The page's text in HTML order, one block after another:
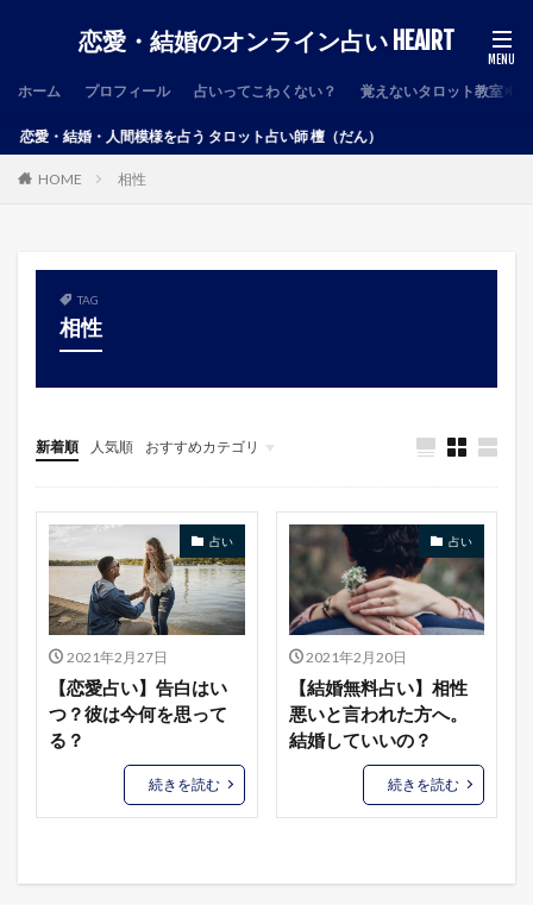
恋愛・結婚のオンライン占い HEAIRT
ホーム プロフィール 占いってこわくない？ 覚えないタロット教室
・人間模様を占う タロット占い師 檀（だん）
HOME 相性
TAG
相性
新着順 人気順 おすすめカテゴリ
結婚
恋愛
占い
雑記
占い
2021年2月27日
【恋愛占い】告白はい
つ？彼は今何を思って
る？
続きを読む
占い
2021年2月20日
【結婚無料占い】相性
悪いと言われた方へ。
結婚していいの？
続きを読む